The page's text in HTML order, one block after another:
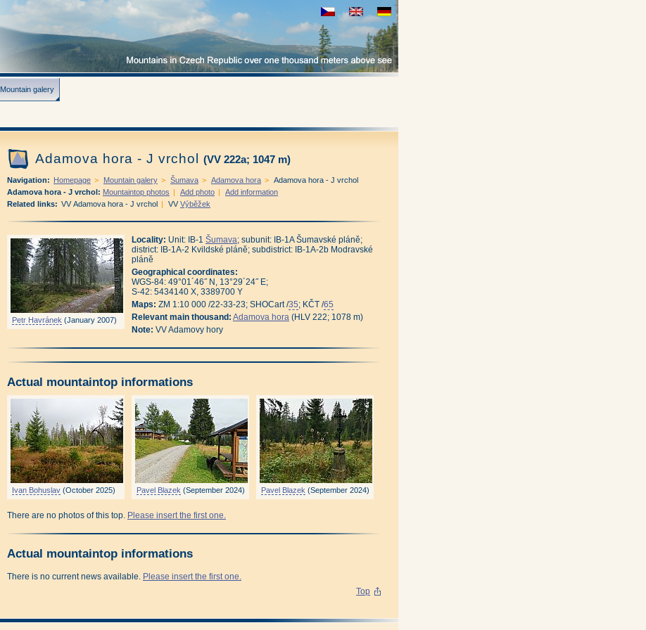
Mountain galery
Adamova hora - J vrchol (VV 222a; 1047 m)
Navigation: Homepage > Mountain galery > Šumava > Adamova hora > Adamova hora - J vrchol
Adamova hora - J vrchol: Mountaintop photos | Add photo | Add information
Related links: VVAdamova hora - J vrchol | VVVýběžek
Petr Havránek (January 2007)
Locality: Unit: IB-1 Šumava; subunit: IB-1A Šumavské pláně;
district: IB-1A-2 Kvildské pláně; subdistrict: IB-1A-2b Modravské
pláně
Geographical coordinates:
WGS-84: 49°01´46˝ N, 13°29´24˝ E;
S-42: 5434140 X, 3389700 Y
Maps: ZM 1:10 000 /22-33-23; SHOCart /35; KČT /65
Relevant main thousand: Adamova hora (HLV 222; 1078 m)
Note: VV Adamovy hory
Actual mountaintop informations
Ivan Bohuslav (October 2025) Pavel Blazek (September 2024) Pavel Blazek (September 2024)
There are no photos of this top. Please insert the first one.
Actual mountaintop informations
There is no current news available. Please insert the first one.
Top